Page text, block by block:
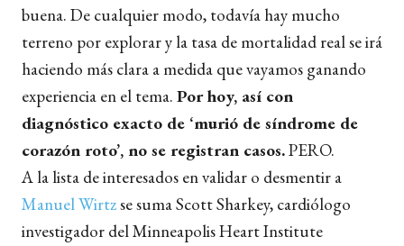
buena. De cualquier modo, todavía hay mucho
terreno por explorar y la tasa de mortalidad real se irá
haciendo más clara a medida que vayamos ganando
experiencia en el tema. Por hoy, así con
diagnóstico exacto de ‘murió de síndrome de
corazón roto’, no se registran casos.PERO.
A la lista de interesados en validar o desmentir a
Manuel Wirtzse suma Scott Sharkey, cardiólogo
investigador del Minneapolis Heart Institute